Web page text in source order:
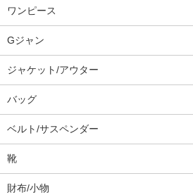
ワンピース
Gジャン
ジャケット/アウター
バッグ
ベルト/サスペンダー
靴
財布/小物